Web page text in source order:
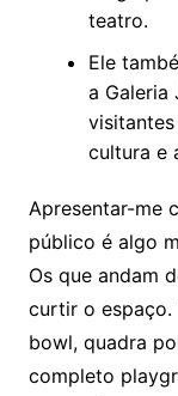
teatro.
Ele
a Galeria
cultura e
Apresentar-me
público é algo
Os que andam
curtir o espaço.
bowl, quadra
completo